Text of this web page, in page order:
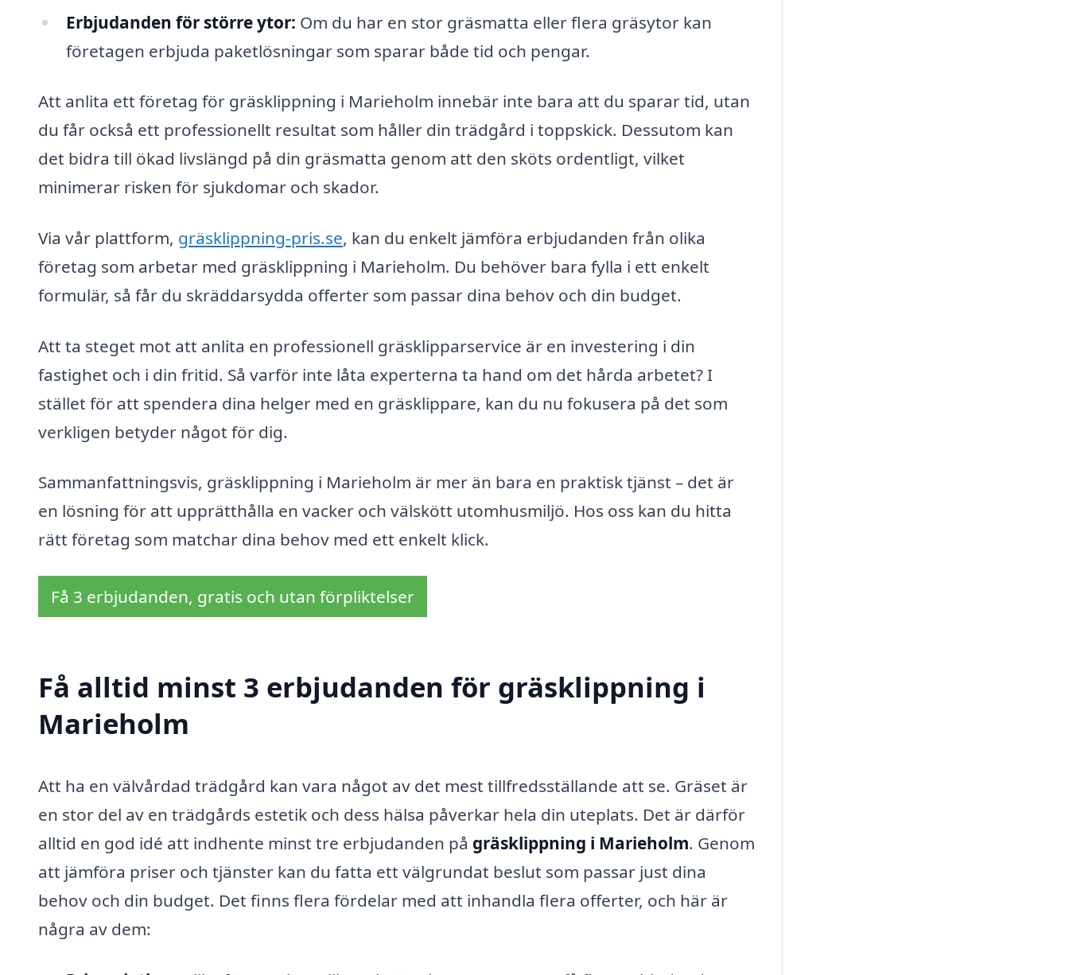
Erbjudanden för större ytor: Om du har en stor gräsmatta eller flera gräsytor kan
företagen erbjuda paketlösningar som sparar både tid och pengar.
Att anlita ett företag för gräsklippning i Marieholm innebär inte bara att du sparar tid, utan
du får också ett professionellt resultat som håller din trädgård i toppskick. Dessutom kan
det bidra till ökad livslängd på din gräsmatta genom att den sköts ordentligt, vilket
minimerar risken för sjukdomar och skador.
Via vår plattform, gräsklippning-pris.se, kan du enkelt jämföra erbjudanden från olika
företag som arbetar med gräsklippning i Marieholm. Du behöver bara fylla i ett enkelt
formulär, så får du skräddarsydda offerter som passar dina behov och din budget.
Att ta steget mot att anlita en professionell gräsklipparservice är en investering i din
fastighet och i din fritid. Så varför inte låta experterna ta hand om det hårda arbetet? I
stället för att spendera dina helger med en gräsklippare, kan du nu fokusera på det som
verkligen betyder något för dig.
Sammanfattningsvis, gräsklippning i Marieholm är mer än bara en praktisk tjänst – det är
en lösning för att upprätthålla en vacker och välskött utomhusmiljö. Hos oss kan du hitta
rätt företag som matchar dina behov med ett enkelt klick.
Få 3 erbjudanden, gratis och utan förpliktelser
Få alltid minst 3 erbjudanden för gräsklippning i
Marieholm
Att ha en välvårdad trädgård kan vara något av det mest tillfredsställande att se. Gräset är
en stor del av en trädgårds estetik och dess hälsa påverkar hela din uteplats. Det är därför
alltid en god idé att indhente minst tre erbjudanden på gräsklippning i Marieholm. Genom
att jämföra priser och tjänster kan du fatta ett välgrundat beslut som passar just dina
behov och din budget. Det finns flera fördelar med att inhandla flera offerter, och här är
några av dem: